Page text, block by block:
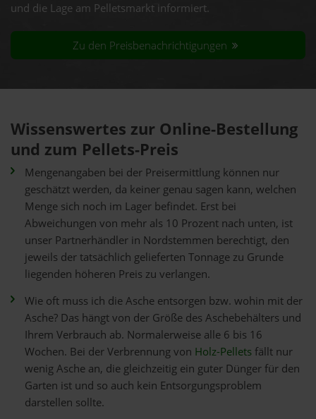
und die Lage am Pelletsmarkt informiert.
Zu den Preisbenachrichtigungen
Wissenswertes zur Online-Bestellung
und zum Pellets-Preis
Mengenangaben bei der Preisermittlung können nur
geschätzt werden, da keiner genau sagen kann, welchen
Menge sich noch im Lager befindet. Erst bei
Abweichungen von mehr als 10 Prozent nach unten, ist
unser Partnerhändler in Nordstemmen berechtigt, den
jeweils der tatsächlich gelieferten Tonnage zu Grunde
liegenden höheren Preis zu verlangen.
Wie oft muss ich die Asche entsorgen bzw. wohin mit der
Asche? Das hängt von der Größe des Aschebehälters und
Ihrem Verbrauch ab. Normalerweise alle 6 bis 16
Wochen. Bei der Verbrennung von Holz-Pelletsfällt nur
wenig Asche an, die gleichzeitig ein guter Dünger für den
Garten ist und so auch kein Entsorgungsproblem
darstellen sollte.